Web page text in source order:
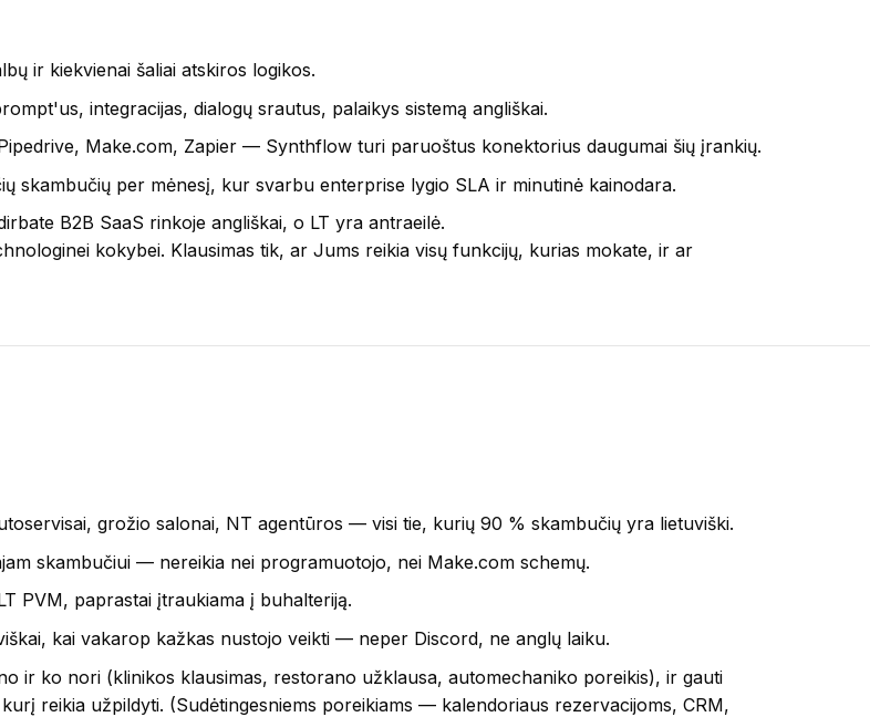
ir kiekvienai šaliai atskiros logikos.
integracijas, dialogų srautus, palaikys sistemą angliškai.
Make.com, Zapier — Synthflow turi paruoštus konektorius daugumai šių įrankių.
skambučių per mėnesį, kur svarbu enterprise lygio SLA ir minutinė kainodara.
B2B SaaS rinkoje angliškai, o LT yra antraeilė.
kokybei. Klausimas tik, ar Jums reikia visų funkcijų, kurias mokate, ir ar
grožio salonai, NT agentūros — visi tie, kurių 90 % skambučių yra lietuviški.
skambučiui — nereikia nei programuotojo, nei Make.com schemų.
PVM, paprastai įtraukiama į buhalteriją.
kai vakarop kažkas nustojo veikti — neper Discord, ne anglų laiku.
ir ko nori (klinikos klausimas, restorano užklausa, automechaniko poreikis), ir gauti
reikia užpildyti. (Sudėtingesniems poreikiams — kalendoriaus rezervacijoms, CRM,